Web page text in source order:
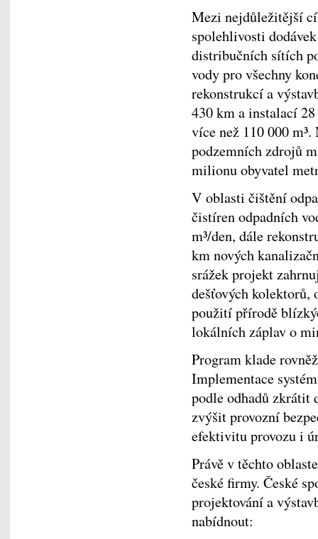
Mezi nejdůležitější
spolehlivosti
distribučních sítích
vody pro všechny
rekonstrukcí a
430 km a instalací
více než 110 000
podzemních zdrojů
milionu obyvatel
V oblasti čištění
čistíren odpadních
m³/den, dále
km nových
srážek projekt
dešťových kolektorů,
použití přírodě
lokálních záplav o
Program klade
Implementace
podle odhadů zkrátit
zvýšit provozní
efektivitu provozu i
Právě v těchto
české firmy. České
projektování a
nabídnout: